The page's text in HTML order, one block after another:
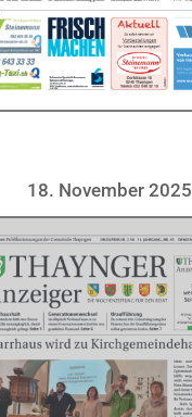
18. November 2025